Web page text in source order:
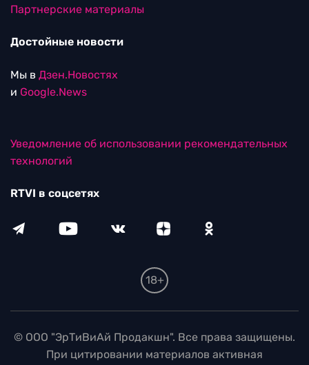
Партнерские материалы
Достойные новости
Мы в Дзен.Новостях
и Google.News
Уведомление об использовании рекомендательных
технологий
RTVI в соцсетях
18+
© ООО "ЭрТиВиАй Продакшн". Все права защищены.
При цитировании материалов активная